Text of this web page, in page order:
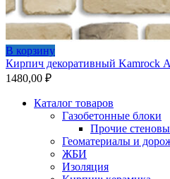
В корзину
Кирпич декоративный Kamrock
1480,00 ₽
Каталог товаров
Газобетонные блоки
Прочие
Геоматериалы и
ЖБИ
Изоляция